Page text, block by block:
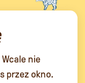
nie
przez okno.